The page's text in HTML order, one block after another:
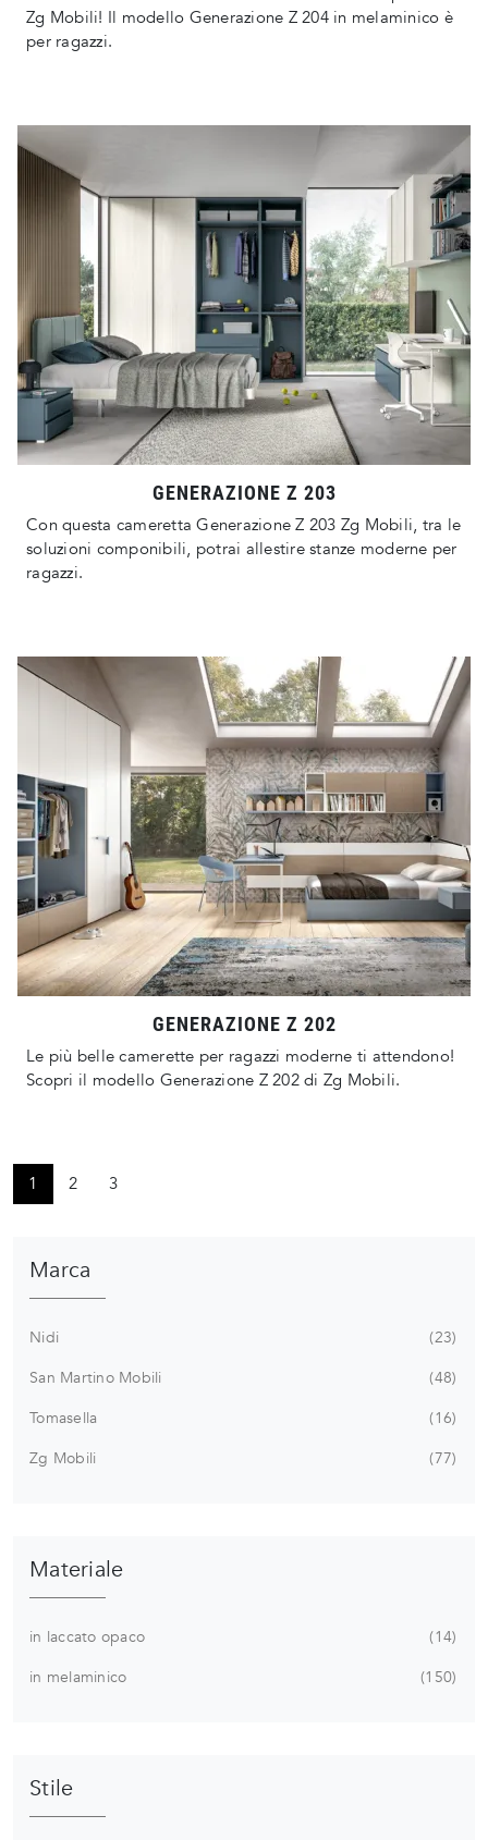
Zg Mobili! Il modello Generazione Z 204 in melaminico è
per ragazzi.
GENERAZIONE Z 203
Con questa cameretta Generazione Z 203 Zg Mobili, tra le
soluzioni componibili, potrai allestire stanze moderne per
ragazzi.
GENERAZIONE Z 202
Le più belle camerette per ragazzi moderne ti attendono!
Scopri il modello Generazione Z 202 di Zg Mobili.
1 2 3
Marca
Nidi
23
San Martino Mobili
48
Tomasella
16
Zg Mobili
77
Materiale
in laccato opaco
14
in melaminico
150
Stile